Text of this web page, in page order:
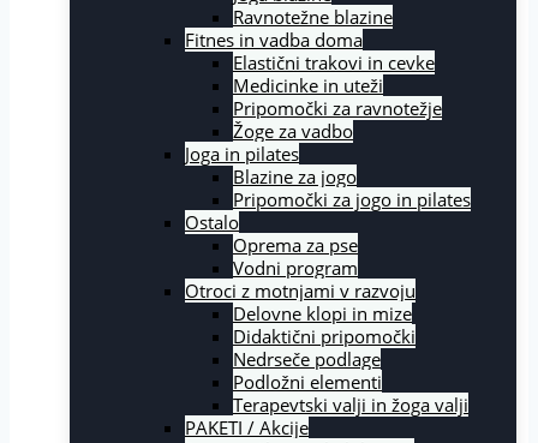
Ravnotežne blazine
Fitnes in vadba doma
Elastični trakovi in cevke
Medicinke in uteži
Pripomočki za ravnotežje
Žoge za vadbo
Joga in pilates
Blazine za jogo
Pripomočki za jogo in pilates
Ostalo
Oprema za pse
Vodni program
Otroci z motnjami v razvoju
Delovne klopi in mize
Didaktični pripomočki
Nedrseče podlage
Podložni elementi
Terapevtski valji in žoga valji
PAKETI / Akcije